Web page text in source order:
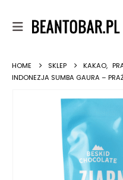
HOME SKLEP KAKAO,
INDONEZJA SUMBA GAURA –